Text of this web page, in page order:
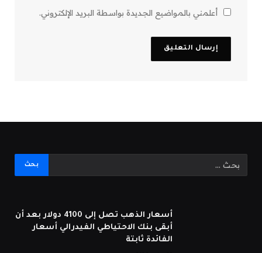
أعلمني بالمواضيع الجديدة بواسطة البريد الإلكتروني.
أسعار الذهب تصل إلى 4100 دولار بعد أن
أبقى بنك الاحتياطي الفيدرالي أسعار
الفائدة ثابتة